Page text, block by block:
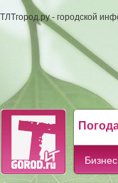
ТЛТгород.ру - городской
Бизнес